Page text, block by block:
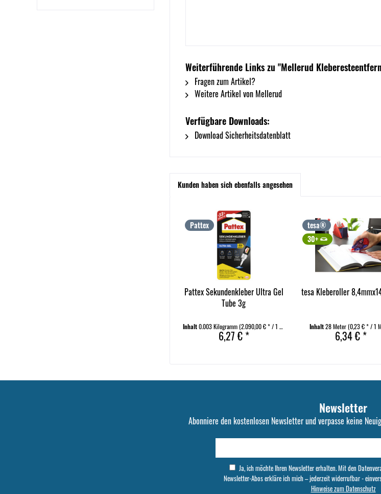
Weiterführende Links zu "Mellerud
Fragen zum Artikel?
Weitere Artikel von Mellerud
Verfügbare Downloads:
Download Sicherheitsdatenblatt
Kunden haben sich ebenfalls angesehen
Pattex
Pattex Sekundenkleber Ultra Gel
Tube 3g
Inhalt0.003 Kilogramm(2.090,00 € * / 1 Kilogramm)
6,27 € *
tesa®
30+
tesa Kleberoller
Inhalt28 Meter(0,23 € * / 1
6,34 € *
Newsletter
Abonniere den kostenlosen Newsletter und verpasse keine
Ja, ich möchte Ihren Newsletter erhalten. Mit den
Newsletter-Abos erkläre ich mich – jederzeit widerrufbar -
Hinweise zum Datenschutz